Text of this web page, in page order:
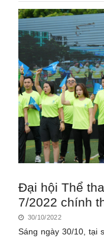
Đại hội Thể
7/2022 chính
30/10/2022
Sáng ngày 30/10, tại